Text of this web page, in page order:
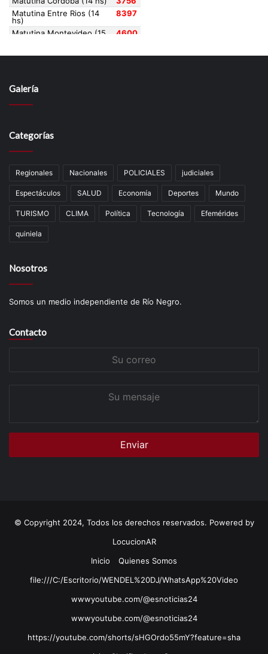
Galería
Categorías
Regionales Nacionales POLICIALES judiciales
Espectáculos SALUD Economía Deportes Mundo
TURISMO CLIMA Política Tecnología Efemérides
quiniela
Nosotros
Somos un medio independiente de Río Negro.
Contacto
© Copyright 2024, Todos los derechos reservados. Powered by
LocucionAR
Inicio
Quienes Somos
file:///C:/Escritorio/WENDEL%20DJ/WhatsApp%20Video
wwwyoutube.com/@esnoticias24
wwwyoutube.com/@esnoticias24
https://youtube.com/shorts/sHGOrdo55mY?feature=sha